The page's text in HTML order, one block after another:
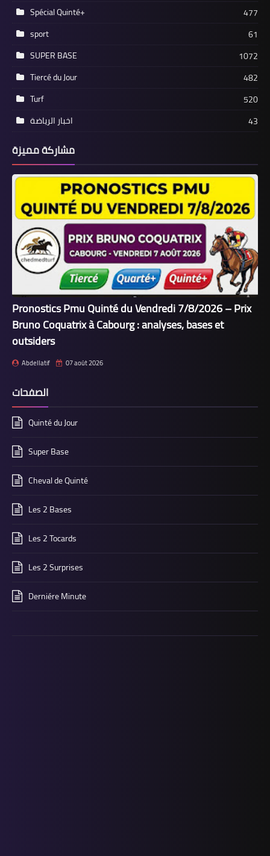
Spécial Quinté+
477
sport
61
SUPER BASE
1072
Tiercé du Jour
482
Turf
520
اخبار الرياضة
43
مشاركة مميزة
Pronostics Pmu Quinté du Vendredi 7/8/2026 – Prix
Bruno Coquatrix à Cabourg : analyses, bases et
outsiders
Abdellatif 07 août 2026
الصفحات
Quinté du Jour
Super Base
Cheval de Quinté
Les 2 Bases
Les 2 Tocards
Les 2 Surprises
Derniére Minute